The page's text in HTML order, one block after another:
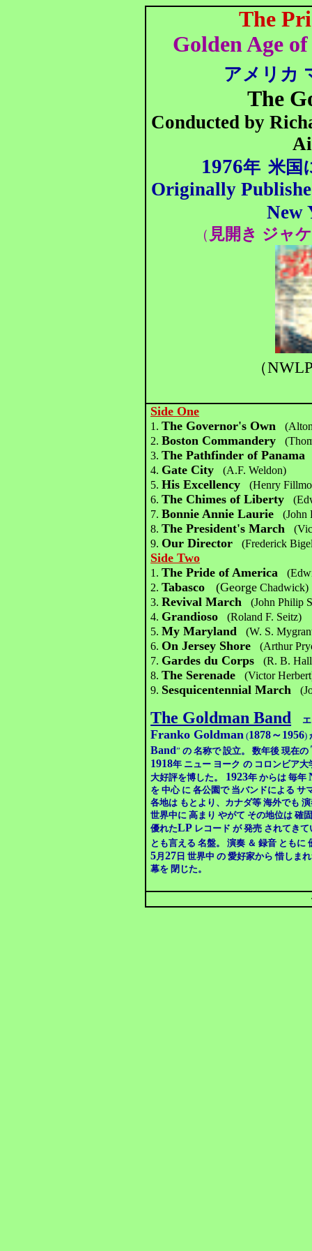
The
Golden Age
アメリカ
The
Conducted by
1976年 米国
Originally
New
（ 見開き ジャ
（
Side One
1. The Governor's Own
2.Boston Commandery
3.The Pathfinder of Panama
4. Gate City
(A.F. Weldon)
5.His Excellency
(Henry
6.The Chimes of Liberty
7.Bonnie Annie Laurie
(John
8.The President's March
9.Our Director (Frederick
Side Two
1. The Pride of America
2.Tabasco (George Chadwick)
3. Revival March
(John Philip
4. Grandioso
(Roland F. Seitz)
5.My Maryland
(W. S.
6.On Jersey Shore
(Arthur
7. Gardes du Corps
(R. B.
8.The Serenade
(Victor
9. Sesquicentennial March
The Goldman Band
Franko Goldman (1878～1956)
Band” の 名称で 設立。 数年後 現在の
1918年 ニュー ヨーク の コロンビア大
大好評を博した。
1923年 からは 毎年
を 中心 に 各公園で 当バンドによる
各地は もとより、カナダ等 海外でも
世界中に 高まり やがて その地位は 確
優れたLP レコード が 発売 されてき
とも言える 名盤。 演奏 ＆ 録音 ともに
5月27 日 世界中 の 愛好家から 惜しま
幕を 閉じた。